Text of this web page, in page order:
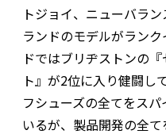
トジョイ、ニューバラ
ランドのモデルがラン
ドではブリヂストンの
ト』が2位に入り健闘し
フシューズの全てをス
いるが、製品開発の全